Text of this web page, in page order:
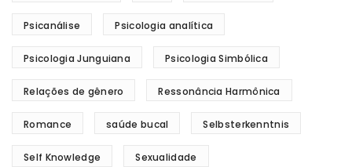
Psicanálise Psicologia analítica
Psicologia Junguiana Psicologia Simbólica
Relações de gênero Ressonância Harmônica
Romance saúde bucal Selbsterkenntnis
Self Knowledge Sexualidade